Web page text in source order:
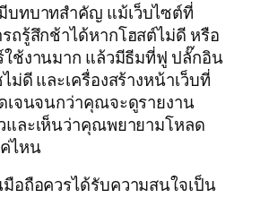
ทบาทสำคัญ แม้เว็บไซต์ที่
ถรู้สึกช้าได้หากโฮสต์ไม่ดี หรือ
ใช้งานมาก แล้วมีธีมที่ฟู ปลั๊กอิน
ม่ดี และเครื่องสร้างหน้าเว็บที่
เจนจนกว่าคุณจะดูรายงาน
และเห็นว่าคุณพยายามโหลด
ไหน
อถือควรได้รับความสนใจเป็น